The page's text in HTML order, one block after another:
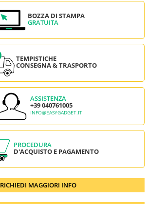
BOZZA DI STAMPA
GRATUITA
TEMPISTICHE
CONSEGNA & TRASPORTO
ASSISTENZA
+39 040761005
INFO@EASYGADGET.IT
PROCEDURA
D'ACQUISTO E PAGAMENTO
RICHIEDI MAGGIORI INFO